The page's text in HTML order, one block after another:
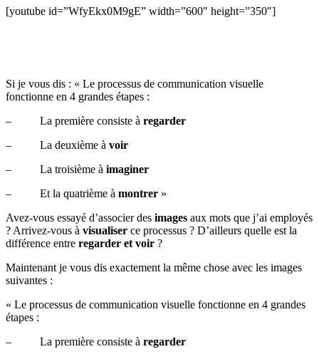
[youtube id=”WfyEkx0M9gE” width=”600″ height=”350″]
Si je vous dis : « Le processus de communication visuelle
fonctionne en 4 grandes étapes :
– La première consiste à regarder
– La deuxième à voir
– La troisième à imaginer
– Et la quatrième à montrer »
Avez-vous essayé d’associer des images aux mots que j’ai employés
? Arrivez-vous à visualiser ce processus ? D’ailleurs quelle est la
différence entre regarder et voir ?
Maintenant je vous dis exactement la même chose avec les images
suivantes :
« Le processus de communication visuelle fonctionne en 4 grandes
étapes :
– La première consiste à regarder